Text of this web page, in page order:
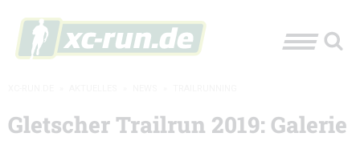
Gletscher Trailrun 2019: Galerie